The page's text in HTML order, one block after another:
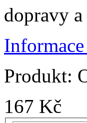
dopravy
Produkt:
167 Kč